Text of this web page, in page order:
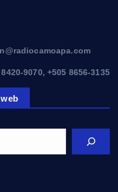
9070, +505 8656-3135